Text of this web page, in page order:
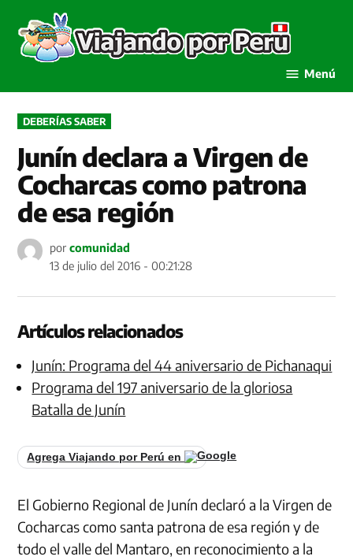
contenido
por
Menú
PUBLICADO
EN
DEBERÍAS SABER
Junín declara a Virgen de
Cocharcas como patrona
de esa región
por comunidad
13 de julio del 2016 - 00:21:28
Artículos relacionados
Junín: Programa del 44 aniversario de Pichanaqui
Programa del 197 aniversario de la gloriosa
Batalla de Junín
Agrega Viajando por Perú en
El Gobierno Regional de Junín declaró a la Virgen de
Cocharcas como santa patrona de esa región y de
todo el valle del Mantaro, en reconocimiento a la